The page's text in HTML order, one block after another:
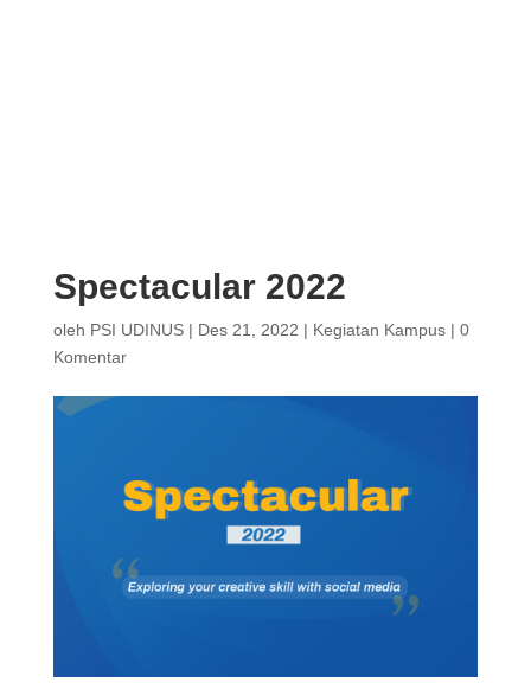
Spectacular 2022
oleh PSI UDINUS| Des 21, 2022 | Kegiatan Kampus| 0
Komentar